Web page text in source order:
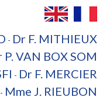
- Dr F. MITHIEUX
P. VAN BOX SOM
- Dr F. MERCIER
- Mme J. RIEUBON